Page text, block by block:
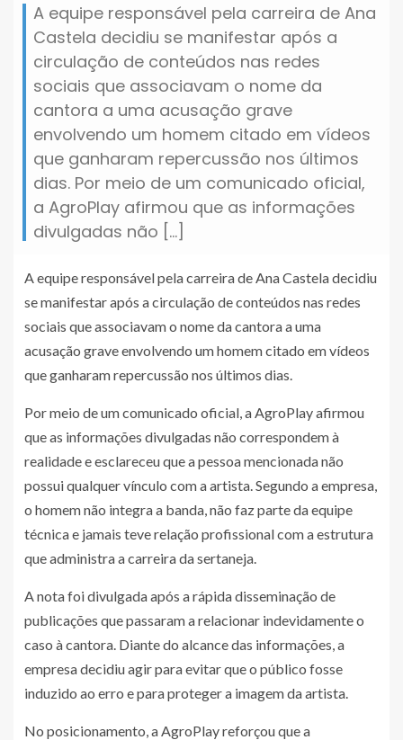
A equipe responsável pela carreira de Ana
Castela decidiu se manifestar após a
circulação de conteúdos nas redes
sociais que associavam o nome da
cantora a uma acusação grave
envolvendo um homem citado em vídeos
que ganharam repercussão nos últimos
dias. Por meio de um comunicado oficial,
a AgroPlay afirmou que as informações
divulgadas não […]
A equipe responsável pela carreira de Ana Castela decidiu
se manifestar após a circulação de conteúdos nas redes
sociais que associavam o nome da cantora a uma
acusação grave envolvendo um homem citado em vídeos
que ganharam repercussão nos últimos dias.
Por meio de um comunicado oficial, a AgroPlay afirmou
que as informações divulgadas não correspondem à
realidade e esclareceu que a pessoa mencionada não
possui qualquer vínculo com a artista. Segundo a empresa,
o homem não integra a banda, não faz parte da equipe
técnica e jamais teve relação profissional com a estrutura
que administra a carreira da sertaneja.
A nota foi divulgada após a rápida disseminação de
publicações que passaram a relacionar indevidamente o
caso à cantora. Diante do alcance das informações, a
empresa decidiu agir para evitar que o público fosse
induzido ao erro e para proteger a imagem da artista.
No posicionamento, a AgroPlay reforçou que a